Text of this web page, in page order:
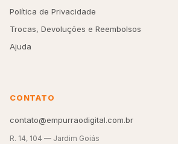
Política de Privacidade
Trocas, Devoluções e Reembolsos
Ajuda
CONTATO
contato@empurraodigital.com.br
R. 14, 104 — Jardim Goiás